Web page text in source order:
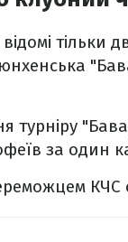
тільки
турніру
за один
КЧС